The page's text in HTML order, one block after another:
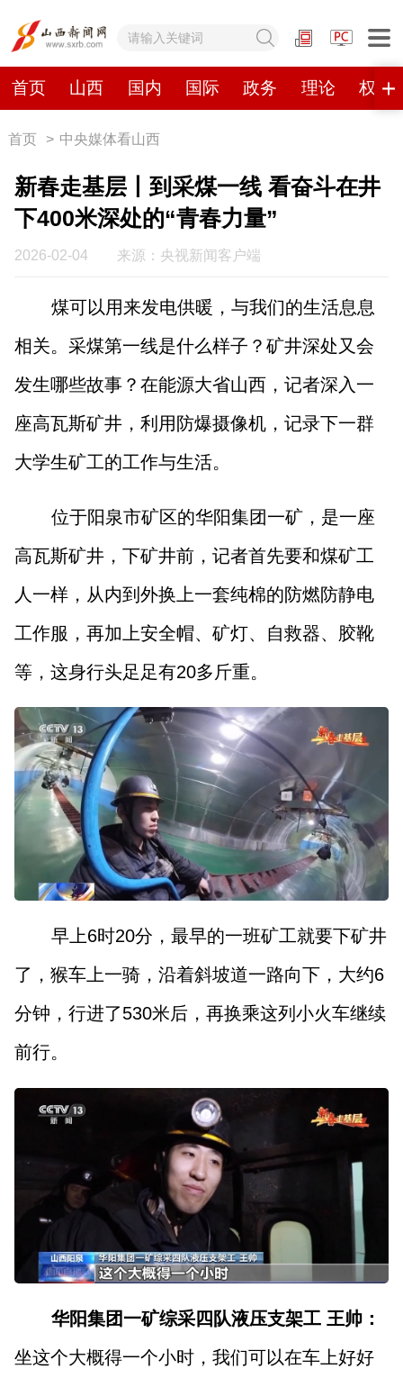
首页 山西 国内 国际 政务 理论 权威
网站地图
首页 山西
政务 理论 权威发布 原创
山西视觉志 手机报
山西市场导报 山西法治报
晋中 阳泉 长治 晋城
临汾 运城
行业频道
教育 三农
首页 > 中央媒体看山西
新春走基层丨到采煤一线 看奋斗在井
下400米深处的“青春力量”
2026-02-04 来源：央视新闻客户端
煤可以用来发电供暖，与我们的生活息息
相关。采煤第一线是什么样子？矿井深处又会
发生哪些故事？在能源大省山西，记者深入一
座高瓦斯矿井，利用防爆摄像机，记录下一群
大学生矿工的工作与生活。
位于阳泉市矿区的华阳集团一矿，是一座
高瓦斯矿井，下矿井前，记者首先要和煤矿工
人一样，从内到外换上一套纯棉的防燃防静电
工作服，再加上安全帽、矿灯、自救器、胶靴
等，这身行头足足有20多斤重。
早上6时20分，最早的一班矿工就要下矿井
了，猴车上一骑，沿着斜坡道一路向下，大约6
分钟，行进了530米后，再换乘这列小火车继续
前行。
华阳集团一矿综采四队液压支架工 王帅：
坐这个大概得一个小时，我们可以在车上好好